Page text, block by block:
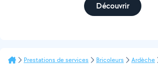
Découvrir
Prestations de services Bricoleurs Ardèche